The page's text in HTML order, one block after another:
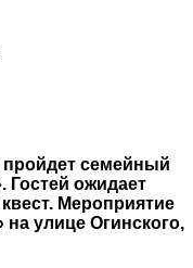
пройдет семейный
Гостей ожидает
Мероприятие
на улице Огинского,